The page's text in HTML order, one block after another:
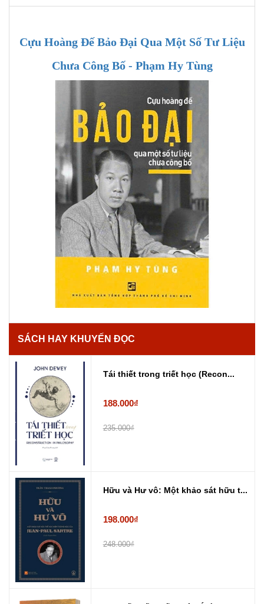
Cựu Hoàng Đế Bảo Đại Qua Một Số Tư Liệu
Chưa Công Bố - Phạm Hy Tùng
SÁCH HAY KHUYẾN ĐỌC
Tái thiết trong triết học (Recon...
188.000₫
235.000₫
Hữu và Hư vô: Một khảo sát hữu t...
198.000₫
248.000₫